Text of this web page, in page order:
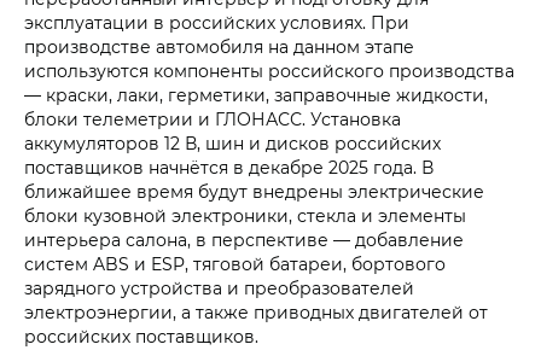
эксплуатации в российских условиях. При
производстве автомобиля на данном этапе
используются компоненты российского производства
— краски, лаки, герметики, заправочные жидкости,
блоки телеметрии и ГЛОНАСС. Установка
аккумуляторов 12 В, шин и дисков российских
поставщиков начнётся в декабре 2025 года. В
ближайшее время будут внедрены электрические
блоки кузовной электроники, стекла и элементы
интерьера салона, в перспективе — добавление
систем ABS и ESP, тяговой батареи, бортового
зарядного устройства и преобразователей
электроэнергии, а также приводных двигателей от
российских поставщиков.